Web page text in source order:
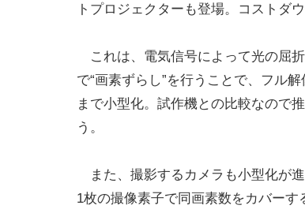
トプロジェクターも登場。コストダ
これは、電気信号によって光の屈
で“画素ずらし”を行うことで、フル
まで小型化。試作機との比較なので
う。
また、撮影するカメラも小型化が
1枚の撮像素子で同画素数をカバー